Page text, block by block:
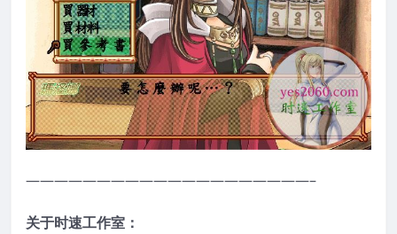
————————————————————–
关于时速工作室：